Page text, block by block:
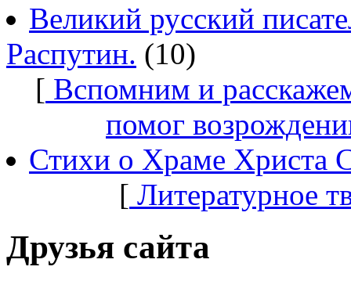
Великий русский
Распутин. (10)
[ Вспомним и
помог
Стихи о Храме Христа
[ Литературное
Друзья сайта